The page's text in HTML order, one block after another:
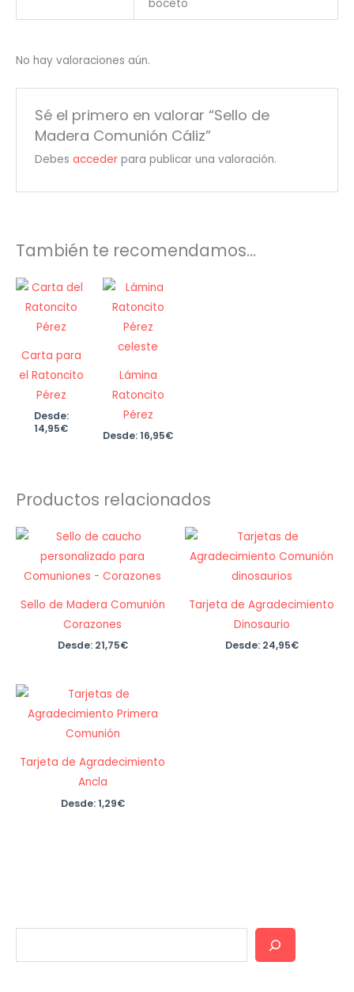
u
boceto
No hay valoraciones aún.
Sé el primero en valorar “Sello de
Madera Comunión Cáliz”
Debes accederpara publicar una valoración.
También te recomendamos…
Carta para
el Ratoncito
Pérez
Desde:
14,95€
Lámina
Ratoncito
Pérez
Desde:16,95€
Productos relacionados
Sello de Madera Comunión
Corazones
Desde: 21,75€
Tarjeta de Agradecimiento
Dinosaurio
Desde: 24,95€
Tarjeta de Agradecimiento
Ancla
Desde:1,29€